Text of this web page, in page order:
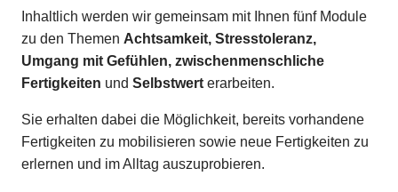
Inhaltlich werden wir gemeinsam mit Ihnen fünf Module
zu den Themen Achtsamkeit, Stresstoleranz,
Umgang mit Gefühlen, zwischenmenschliche
Fertigkeiten und Selbstwert erarbeiten.
Sie erhalten dabei die Möglichkeit, bereits vorhandene
Fertigkeiten zu mobilisieren sowie neue Fertigkeiten zu
erlernen und im Alltag auszuprobieren.